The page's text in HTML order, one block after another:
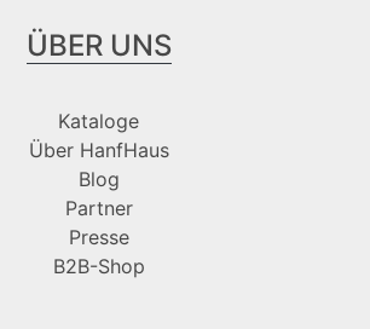
ÜBER UNS
Kataloge
Über HanfHaus
Blog
Partner
Presse
B2B-Shop